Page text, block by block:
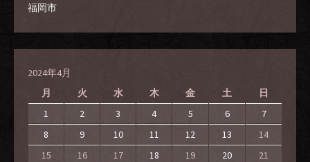
福岡市
2024年4月
月
火 水 木 金 土 日
1 2 3 4 5 6
7
8
9 10 11 12 13
14
15
16 17 18 19 20
21